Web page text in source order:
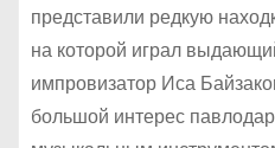
представили редкую
на которой играл
импровизатор Иса
большой интерес